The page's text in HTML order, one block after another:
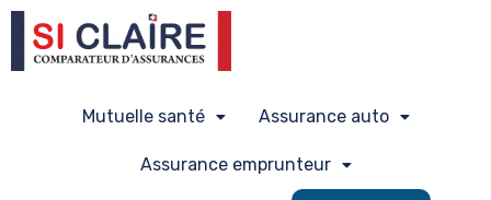
Mutuelle santé Assurance auto
Assurance emprunteur